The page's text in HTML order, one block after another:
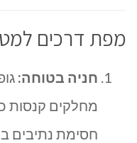
מפת דרכים
חניה בטוחה:
מחלקים קנסות